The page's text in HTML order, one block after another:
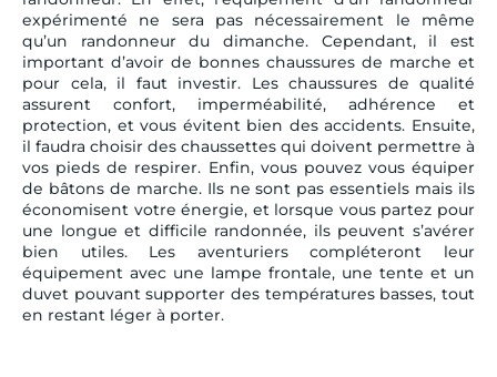
expérimenté ne sera pas nécessairement le même
qu’un randonneur du dimanche. Cependant, il est
important d’avoir de bonnes chaussures de marche et
pour cela, il faut investir. Les chaussures de qualité
assurent confort, imperméabilité, adhérence et
protection, et vous évitent bien des accidents. Ensuite,
il faudra choisir des chaussettes qui doivent permettre à
vos pieds de respirer. Enfin, vous pouvez vous équiper
de bâtons de marche. Ils ne sont pas essentiels mais ils
économisent votre énergie, et lorsque vous partez pour
une longue et difficile randonnée, ils peuvent s’avérer
bien utiles. Les aventuriers compléteront leur
équipement avec une lampe frontale, une tente et un
duvet pouvant supporter des températures basses, tout
en restant léger à porter.